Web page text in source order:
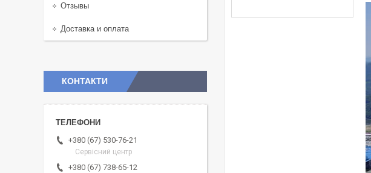
Отзывы
Доставка и оплата
КОНТАКТИ
+380 (67) 530-76-21
Сервісний центр
+380 (67) 738-65-12